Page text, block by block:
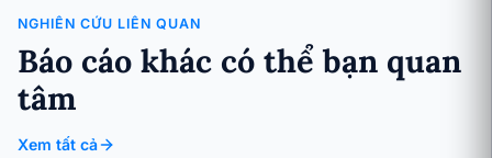
NGHIÊN CỨU LIÊN QUAN
Báo cáo khác có thể bạn quan
tâm
Xem tất cả